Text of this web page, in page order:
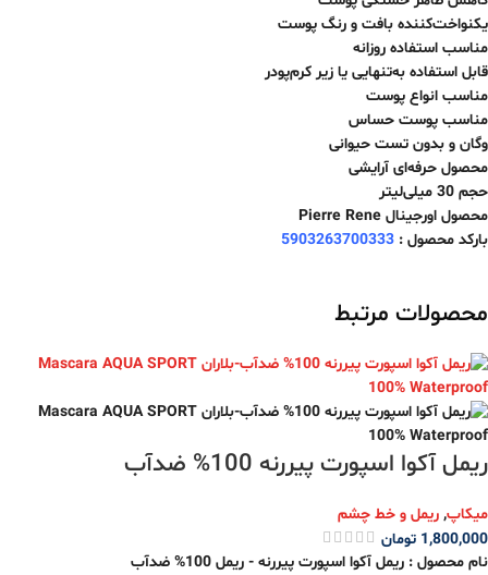
یکنواخت‌کننده بافت و رنگ پوست
مناسب استفاده روزانه
قابل استفاده به‌تنهایی یا زیر کرم‌پودر
مناسب انواع پوست
مناسب پوست حساس
وگان و بدون تست حیوانی
محصول حرفه‌ای آرایشی
حجم 30 میلی‌لیتر
محصول اورجینال Pierre Rene
بارکد محصول : 5903263700333
محصولات مرتبط
ریمل آکوا اسپورت پیررنه 100% ضدآب
میکاپ, ریمل و خط چشم
1,800,000 تومان
نام محصول : ریمل آکوا اسپورت پیررنه - ریمل 100% ضدآب